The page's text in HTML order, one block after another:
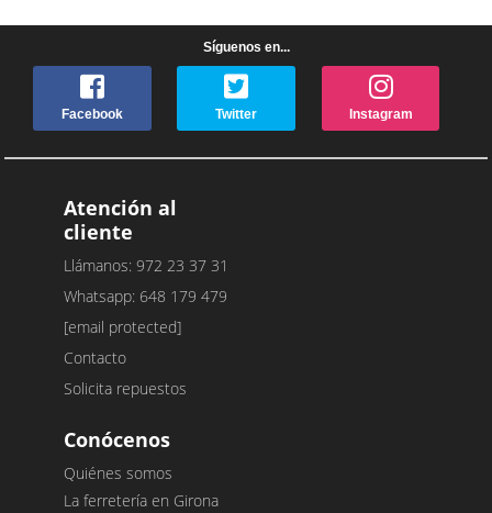
Síguenos en...
Facebook Twitter Instagram
Atención al
cliente
Llámanos: 972 23 37 31
Whatsapp: 648 179 479
[email protected]
Contacto
Solicita repuestos
Conócenos
Quiénes somos
La ferretería en Girona